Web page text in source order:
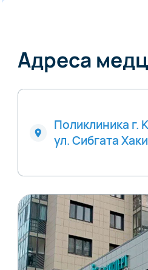
Адреса
Поликлиника г.
ул. Сибгата